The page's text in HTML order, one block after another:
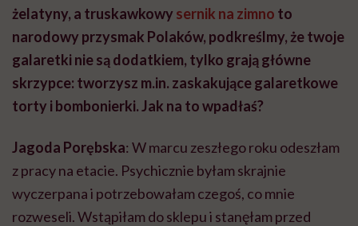
żelatyny, a truskawkowy sernik na zimno to
narodowy przysmak Polaków, podkreślmy, że twoje
galaretki nie są dodatkiem, tylko grają główne
skrzypce: tworzysz m.in. zaskakujące galaretkowe
torty i bombonierki. Jak na to wpadłaś?
Jagoda Porębska: W marcu zeszłego roku odeszłam
z pracy na etacie. Psychicznie byłam skrajnie
wyczerpana i potrzebowałam czegoś, co mnie
rozweseli. Wstąpiłam do sklepu i stanęłam przed